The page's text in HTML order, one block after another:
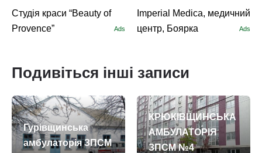
Студія краси “Beauty of
Provence”
Ads
Imperial Medica, медичний
центр, Боярка
Ads
Подивіться інші записи
Гурівщинська
амбулаторія ЗПСМ
КРЮКІВЩИНСЬКА
АМБУЛАТОРІЯ
ЗПСМ №4